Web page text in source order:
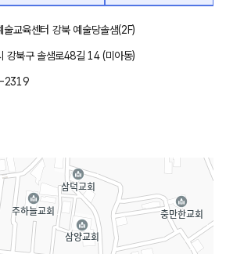
술교육센터 강북 예술당솔샘(2F)
강북구 솔샘로48길 14 (미아동)
2319